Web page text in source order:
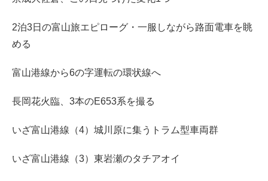
2泊3日の富山旅エピローグ・一服しながら路面電車を眺
める
富山港線から6の字運転の環状線へ
長岡花火臨、3本のE653系を撮る
いざ富山港線（4）城川原に集うトラム型車両群
いざ富山港線（3）東岩瀬のタチアオイ